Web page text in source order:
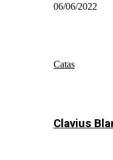
06/06/2022
Catas
Clavius